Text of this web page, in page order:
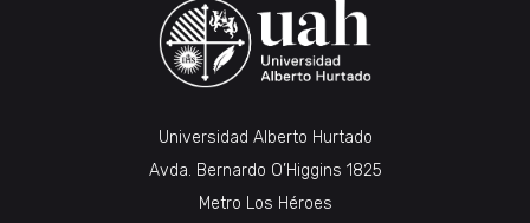
Universidad Alberto Hurtado
Avda. Bernardo O’Higgins 1825
Metro Los Héroes